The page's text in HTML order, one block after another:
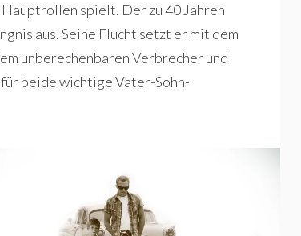
spielt. Der zu 40 Jahren
aus. Seine Flucht setzt er mit dem
unberechenbaren Verbrecher und
beide wichtige Vater-Sohn-